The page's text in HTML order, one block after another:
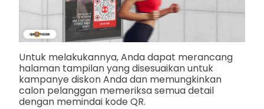
Untuk melakukannya, Anda dapat merancang
halaman tampilan yang disesuaikan untuk
kampanye diskon Anda dan memungkinkan
calon pelanggan memeriksa semua detail
dengan memindai kode QR.